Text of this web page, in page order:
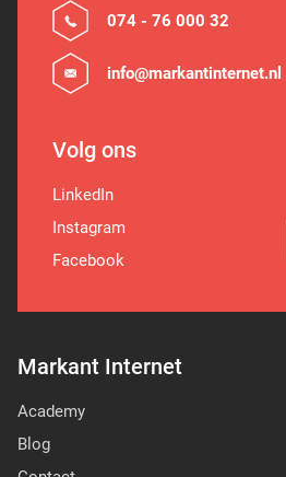
Markant Internet
Academy
Blog
074 - 76 000 32
info@markantinternet.nl
Volg ons
LinkedIn
Instagram
Facebook